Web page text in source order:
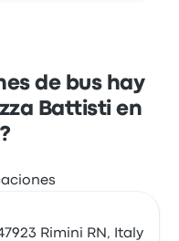
de bus hay
Battisti en
Rimini RN, Italy